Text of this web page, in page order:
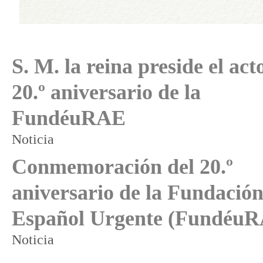
S. M. la reina preside el
20.º aniversario de la
FundéuRAE
Noticia
Conmemoración del 20.º
aniversario de la
Español Urgente
Noticia